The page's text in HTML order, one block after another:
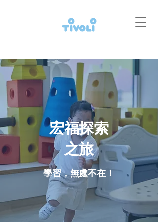
宏福探索
之旅
學習，無處不在！